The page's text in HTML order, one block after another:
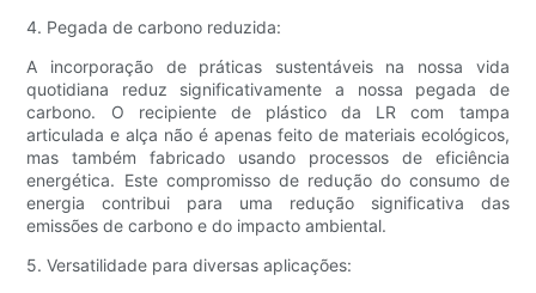
4. Pegada de carbono reduzida:
A incorporação de práticas sustentáveis ​​na nossa vida
quotidiana reduz significativamente a nossa pegada de
carbono. O recipiente de plástico da LR com tampa
articulada e alça não é apenas feito de materiais ecológicos,
mas também fabricado usando processos de eficiência
energética. Este compromisso de redução do consumo de
energia contribui para uma redução significativa das
emissões de carbono e do impacto ambiental.
5. Versatilidade para diversas aplicações: